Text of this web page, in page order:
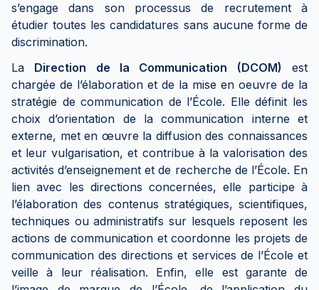
s’engage dans son processus de recrutement à
étudier toutes les candidatures sans aucune forme de
discrimination.
La Direction de la Communication (DCOM) est
chargée de l’élaboration et de la mise en oeuvre de la
stratégie de communication de l’École. Elle définit les
choix d’orientation de la communication interne et
externe, met en œuvre la diffusion des connaissances
et leur vulgarisation, et contribue à la valorisation des
activités d’enseignement et de recherche de l’École. En
lien avec les directions concernées, elle participe à
l’élaboration des contenus stratégiques, scientifiques,
techniques ou administratifs sur lesquels reposent les
actions de communication et coordonne les projets de
communication des directions et services de l’École et
veille à leur réalisation. Enfin, elle est garante de